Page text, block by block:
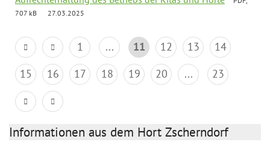
707 kB
27.03.2025
1 ... 11 12 13
14
15
16 17 18 19 20 ... 23
Informationen aus dem Hort Zscherndorf